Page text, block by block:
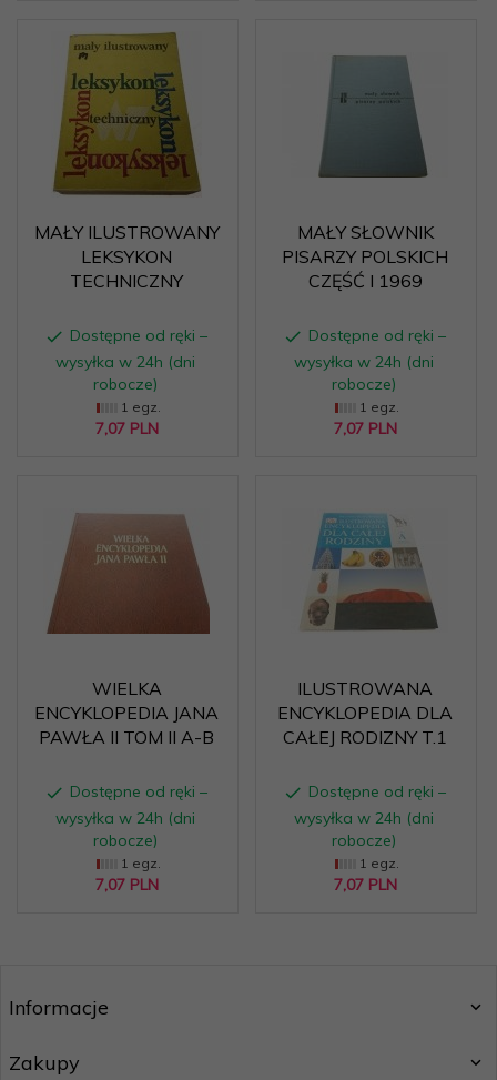
MAŁY ILUSTROWANY
LEKSYKON
TECHNICZNY
Dostępne od ręki –
wysyłka w 24h (dni
robocze)
1 egz.
7,07 PLN
MAŁY SŁOWNIK
PISARZY POLSKICH
CZĘŚĆ I 1969
Dostępne od ręki –
wysyłka w 24h (dni
robocze)
1 egz.
7,07 PLN
WIELKA
ENCYKLOPEDIA JANA
PAWŁA II TOM II A-B
Dostępne od ręki –
wysyłka w 24h (dni
robocze)
1 egz.
7,07 PLN
ILUSTROWANA
ENCYKLOPEDIA DLA
CAŁEJ RODIZNY T.1
Dostępne od ręki –
wysyłka w 24h (dni
robocze)
1 egz.
7,07 PLN
Informacje
Zakupy